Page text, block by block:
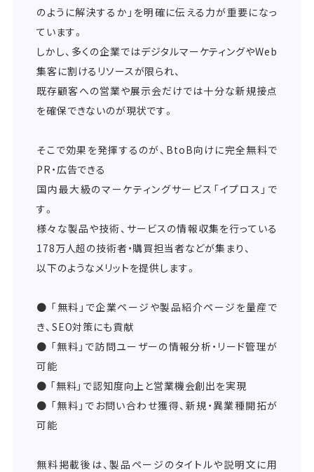
のように解決するか」を明確に伝える力が重要になっ
ています。
しかし、多くの企業ではデジタルマーケティングやWeb
集客に割けるリソースが限られ、
既存顧客への営業や展示会だけでは十分な新規接点
を確保できないのが現状です。
そこで効果を発揮するのが、BtoB向けに完全無料で
PR・広告できる
国内最大級のマーケティングサービス「イプロス」で
す。
様々な製品や技術、サービスの情報収集を行っている
178万人超の技術者・購買担当者などが集まり、
以下のようなメリットを提供します。
● 「無料」で企業ページや製品紹介ページを量産で
き、SEO対策にも貢献
● 「無料」で訪問ユーザーの情報分析・リード管理が
可能
● 「無料」で認知度向上と営業機会創出を実現
● 「無料」でお問い合わせ獲得、新規・異業種開拓が
可能
無料掲載後は、製品ページのタイトルや説明文に用